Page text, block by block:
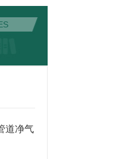
道净气